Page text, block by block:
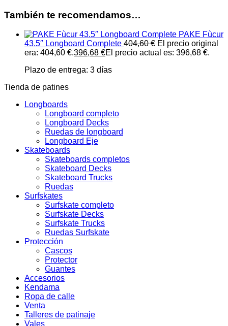
También te recomendamos…
PAKE Fùcur
43.5″ Longboard Complete 404,60€ El precio original
era: 404,60 €.396,68 €El precio actual es: 396,68 €.
Plazo de entrega: 3 días
Tienda de patines
Longboards
Longboard completo
Longboard Decks
Ruedas de longboard
Longboard Eje
Skateboards
Skateboards completos
Skateboard Decks
Skateboard Trucks
Ruedas
Surfskates
Surfskate completo
Surfskate Decks
Surfskate Trucks
Ruedas Surfskate
Protección
Cascos
Protector
Guantes
Accesorios
Kendama
Ropa de calle
Venta
Talleres de patinaje
Vales